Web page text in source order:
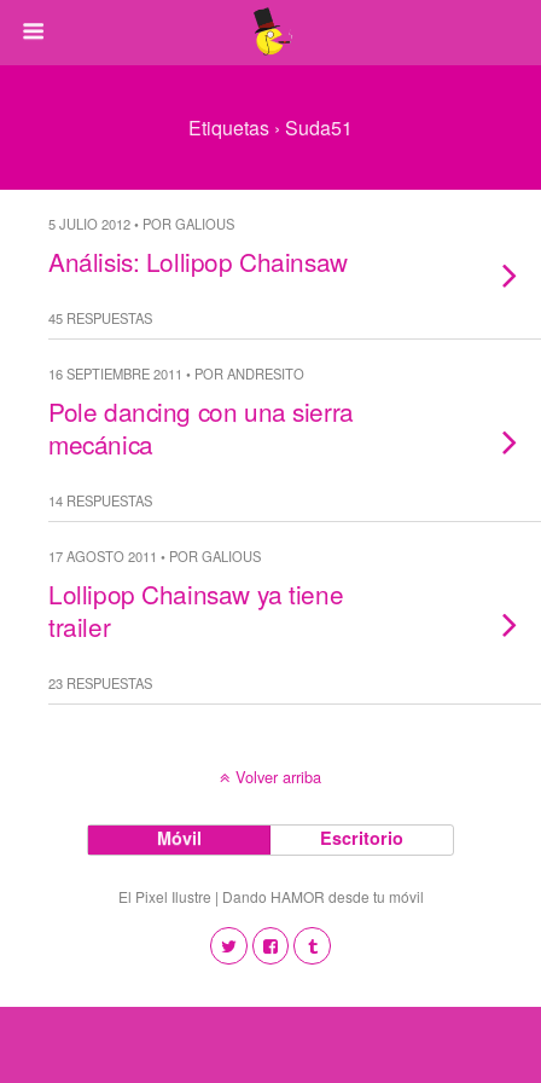
Etiquetas › Suda51
5 JULIO 2012 • POR GALIOUS
Análisis: Lollipop Chainsaw
45 RESPUESTAS
16 SEPTIEMBRE 2011 • POR ANDRESITO
Pole dancing con una sierra
mecánica
14 RESPUESTAS
17 AGOSTO 2011 • POR GALIOUS
Lollipop Chainsaw ya tiene
trailer
23 RESPUESTAS
Volver arriba
Móvil Escritorio
El Pixel Ilustre | Dando HAMOR desde tu móvil